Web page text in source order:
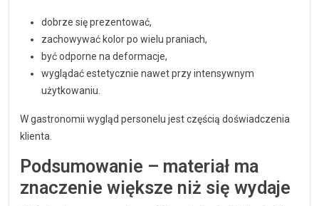
dobrze się prezentować,
zachowywać kolor po wielu praniach,
być odporne na deformacje,
wyglądać estetycznie nawet przy intensywnym
użytkowaniu.
W gastronomii wygląd personelu jest częścią doświadczenia
klienta.
Podsumowanie – materiał ma
znaczenie większe niż się wydaje